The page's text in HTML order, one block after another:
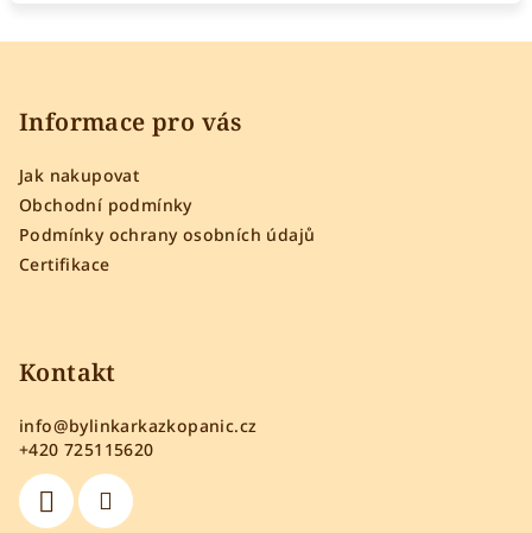
Informace pro vás
Jak nakupovat
Obchodní podmínky
Podmínky ochrany osobních údajů
Certifikace
Kontakt
info@bylinkarkazkopanic.cz
+420 725115620